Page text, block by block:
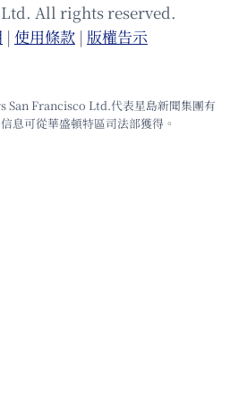
Ltd. All rights reserved.
| 使⽤條款 | 版權告⽰
San Francisco Ltd.代表星島新聞集團有
息可從華盛頓特區司法部獲得。